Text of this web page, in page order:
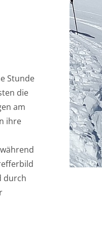
Stunde
die
am
ihre
durch